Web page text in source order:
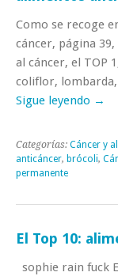
Como se recoge
cáncer, página
al cáncer, el TOP
coliflor,
Sigue leyendo →
Categorías: Cáncer y
anticáncer, brócoli,
permanente
El Top 10:
sophie rain fuck